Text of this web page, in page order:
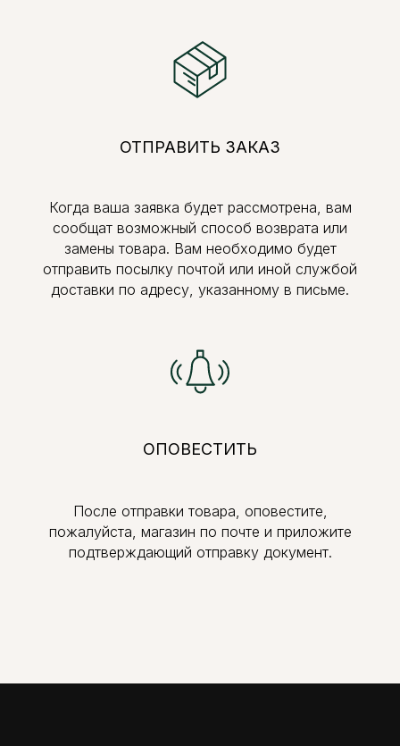
ОТПРАВИТЬ ЗАКАЗ
Когда ваша заявка будет рассмотрена, вам
сообщат возможный способ возврата или
замены товара. Вам необходимо будет
отправить посылку почтой или иной службой
доставки по адресу, указанному в письме.
ОПОВЕСТИТЬ
После отправки товара, оповестите,
пожалуйста, магазин по почте и приложите
подтверждающий отправку документ.